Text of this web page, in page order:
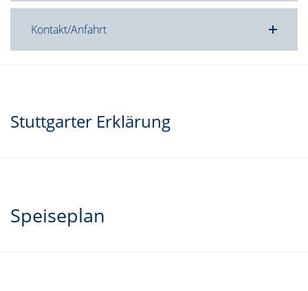
Kontakt/Anfahrt
Stuttgarter Erklärung
Speiseplan